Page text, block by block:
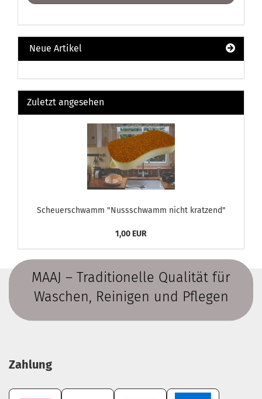
Neue Artikel
Zuletzt angesehen
Scheuerschwamm "Nussschwamm nicht kratzend"
1,00 EUR
MAAJ – Traditionelle Qualität für
Waschen, Reinigen und Pflegen
Zahlung